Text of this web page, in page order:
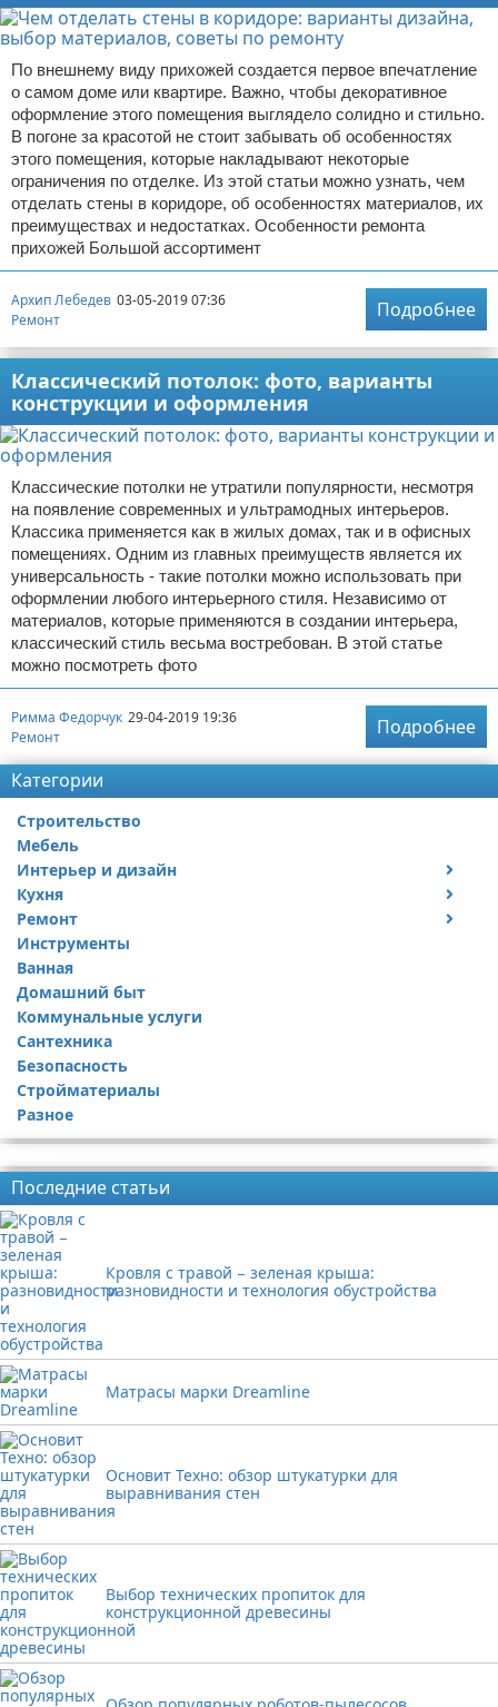
По внешнему виду прихожей создается первое впечатление
о самом доме или квартире. Важно, чтобы декоративное
оформление этого помещения выглядело солидно и стильно.
В погоне за красотой не стоит забывать об особенностях
этого помещения, которые накладывают некоторые
ограничения по отделке. Из этой статьи можно узнать, чем
отделать стены в коридоре, об особенностях материалов, их
преимуществах и недостатках. Особенности ремонта
прихожей Большой ассортимент
Архип Лебедев 03-05-2019 07:36
Ремонт
Подробнее
Классический потолок: фото, варианты
конструкции и оформления
Классические потолки не утратили популярности, несмотря
на появление современных и ультрамодных интерьеров.
Классика применяется как в жилых домах, так и в офисных
помещениях. Одним из главных преимуществ является их
универсальность - такие потолки можно использовать при
оформлении любого интерьерного стиля. Независимо от
материалов, которые применяются в создании интерьера,
классический стиль весьма востребован. В этой статье
можно посмотреть фото
Римма Федорчук 29-04-2019 19:36
Ремонт
Подробнее
Категории
Строительство
Мебель
Интерьер и дизайн
Дизайн дачи
Дизайн квартиры
Кухня
Посуда
Ремонт
Ремонт дачи
Ремонт квартиры
Инструменты
Ванная
Домашний быт
Коммунальные услуги
Сантехника
Безопасность
Стройматериалы
Разное
Последние статьи
Кровля с травой − зеленая крыша:
разновидности и технология обустройства
Матрасы марки Dreamline
Основит Техно: обзор штукатурки для
выравнивания стен
Выбор технических пропиток для
конструкционной древесины